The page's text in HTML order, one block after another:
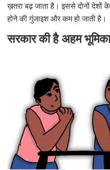
ख़तरा बढ़ जाता है। इससे दोनों देशों
होने की गुंजाइश और कम हो जाती है।
सरकार की है अहम भूमिका